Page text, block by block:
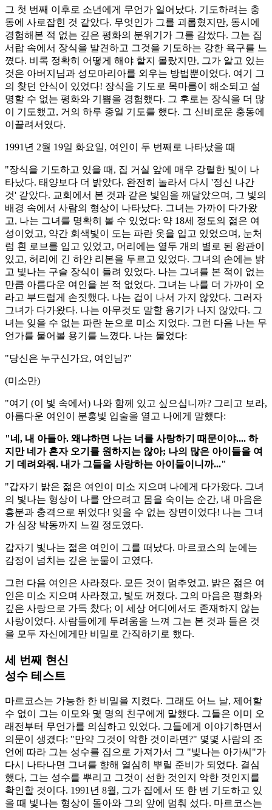
그 첫 번째 이후로 소년에게 무언가 일어났다. 기도하려는 충
동에 사로잡힌 것 같았다. 무엇인가 그를 괴롭혔지만, 동시에
경험해본 적 없는 깊은 평화의 분위기가 그를 감쌌다. 그는 집
서랍 속에서 장식을 발견하고 그것을 기도하는 강한 욕구를 느
꼈다. 비록 정확히 어떻게 해야 할지 몰랐지만, 그가 알고 있는
것은 아버지님과 성모마리아를 외우는 방법뿐이었다. 여기 그
의 찾던 안식이 있었다! 장식을 기도로 목마름이 해소되고 설
명할 수 없는 평화와 기쁨을 경험했다. 그 후로는 장식을 더 많
이 기도했고, 거의 하루 종일 기도를 했다. 그 신비로운 충동에
이끌려서였다.
1991년 2월 19일 화요일, 여인이 두 번째로 나타났을 때
"장식을 기도하고 있을 때, 집 거실 앞에 매우 강렬한 빛이 나
타났다. 태양보다 더 밝았다. 완전히 놀라서 다시 '정신 나간
것' 같았다. 교회에서 본 것과 같은 빛임을 깨달았으며, 그 빛의
배경 속에서 사람의 형상이 나타났다. 그녀는 가까이 다가왔
고, 나는 그녀를 명확히 볼 수 있었다: 약 18세 정도의 젊은 여
성이었고, 약간 회색빛이 도는 파란 옷을 입고 있었으며, 눈처
럼 흰 로브를 입고 있었고, 머리에는 열두 개의 별로 된 왕관이
있고, 허리에 긴 하얀 리본을 두르고 있었다. 그녀의 손에는 밝
고 빛나는 구슬 장식이 들려 있었다. 나는 그녀를 본 적이 없는
만큼 아름다운 여인을 본 적 없었다. 그녀는 나를 더 가까이 오
라고 부드럽게 손짓했다. 나는 겁이 나서 가지 않았다. 그러자
그녀가 다가왔다. 나는 아무것도 말할 용기가 나지 않았다. 그
녀는 잊을 수 없는 파란 눈으로 미소 지었다. 그런 다음 나는 무
언가를 물어볼 용기를 느꼈다. 나는 물었다:
"당신은 누구신가요, 여인님?"
(미소만)
"여기 (이 빛 속에서) 나와 함께 있고 싶으십니까? 그리고 보라,
아름다운 여인이 분홍빛 입술을 열고 나에게 말했다:
"네, 내 아들아. 왜냐하면 나는 너를 사랑하기 때문이야.... 하
지만 네가 혼자 오기를 원하지는 않아; 나의 많은 아이들을 여
기 데려와줘. 내가 그들을 사랑하는 아이들이니까..."
"갑자기 밝은 젊은 여인이 미소 지으며 나에게 다가왔다. 그녀
의 빛나는 형상이 나를 안으려고 몸을 숙이는 순간, 내 마음은
흥분과 충격으로 뛰었다! 잊을 수 없는 장면이었다! 나는 그녀
가 심장 박동까지 느낄 정도였다.
갑자기 빛나는 젊은 여인이 그를 떠났다. 마르코스의 눈에는
감정이 넘치는 깊은 눈물이 고였다.
그런 다음 여인은 사라졌다. 모든 것이 멈추었고, 밝은 젊은 여
인은 미소 지으며 사라졌고, 빛도 꺼졌다. 그의 마음은 평화와
깊은 사랑으로 가득 찼다; 이 세상 어디에서도 존재하지 않는
사랑이었다. 사람들에게 두려움을 느껴 그는 본 것과 들은 것
을 모두 자신에게만 비밀로 간직하기로 했다.
세 번째 현신
성수 테스트
마르코스는 가능한 한 비밀을 지켰다. 그래도 어느 날, 제어할
수 없이 그는 이모와 몇 명의 친구에게 말했다. 그들은 이미 오
래전부터 무언가를 의심하고 있었다. 그들에게 이야기하면서
의문이 생겼다: "만약 그것이 악한 것이라면?" 몇몇 사람의 조
언에 따라 그는 성수를 집으로 가져가서 그 "빛나는 아가씨"가
다시 나타나면 그녀를 향해 열심히 뿌릴 준비가 되었다. 결심
했다, 그는 성수를 뿌리고 그것이 선한 것인지 악한 것인지를
확인할 것이다. 1991년 8월, 그가 집에서 또 한 번 기도하고 있
을 때 빛나는 형상이 돌아와 그의 앞에 멈춰 섰다. 마르코스는